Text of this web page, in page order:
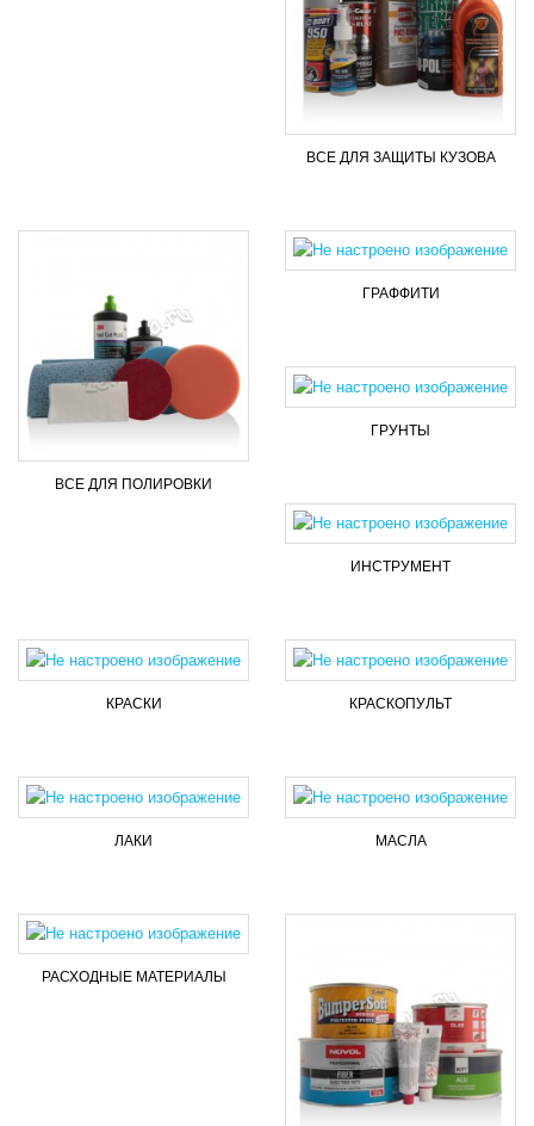
ВСЕ ДЛЯ ЗАЩИТЫ КУЗОВА
ВСЕ ДЛЯ ПОЛИРОВКИ
ГРАФФИТИ
ГРУНТЫ
ИНСТРУМЕНТ
КРАСКИ КРАСКОПУЛЬТ
ЛАКИ МАСЛА
РАСХОДНЫЕ МАТЕРИАЛЫ